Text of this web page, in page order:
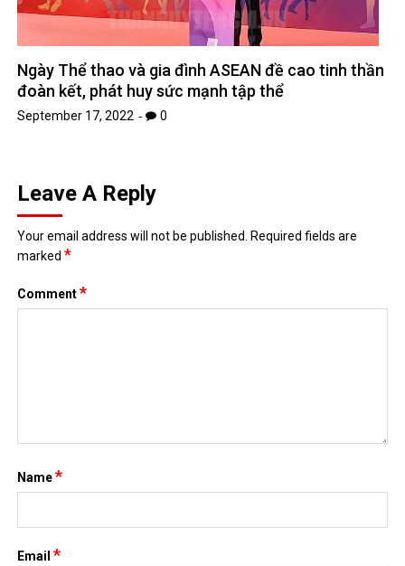
Ngày Thể thao và gia đình ASEAN đề cao tinh thần
đoàn kết, phát huy sức mạnh tập thể
September 17, 2022 0
Leave A Reply
Your email address will not be published. Required fields are
marked*
Comment*
Name*
Email*